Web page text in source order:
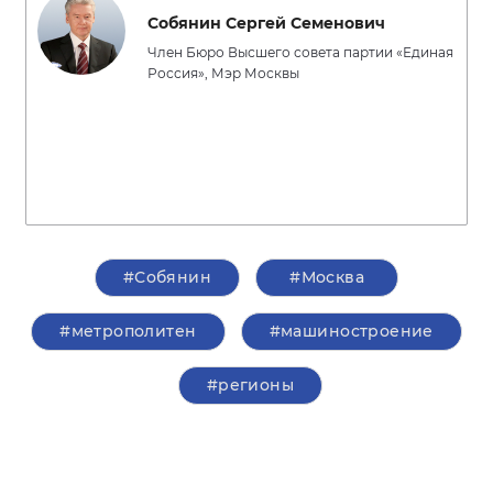
Собянин Сергей Семенович
Член Бюро Высшего совета партии «Единая
Россия», Мэр Москвы
#Собянин #Москва
#метрополитен #машиностроение
#регионы